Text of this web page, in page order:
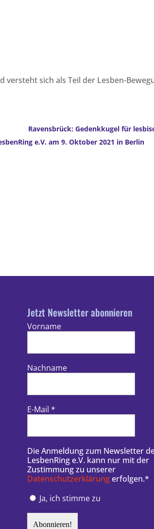
versteht sich als Teil der Lesben-
Ravensbrück: Gedenkkugel für
e.V. am 9. Oktober 2021 in Berlin
Jetzt Newsletter abonnieren
Vorname
Nachname
E-Mail *
Die Anmeldung zum Newsletter
LesbenRing e.V. kann nur mit der
Zustimmung zu unserer
Datenschutzerklärungerfolgen.*
Ja, ich stimme zu